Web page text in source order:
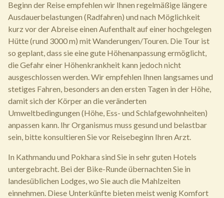
Beginn der Reise empfehlen wir Ihnen regelmäßige längere
Ausdauerbelastungen (Radfahren) und nach Möglichkeit
kurz vor der Abreise einen Aufenthalt auf einer hochgelegen
Hütte (rund 3000 m) mit Wanderungen/Touren. Die Tour ist
so geplant, dass sie eine gute Höhenanpassung ermöglicht,
die Gefahr einer Höhenkrankheit kann jedoch nicht
ausgeschlossen werden. Wir empfehlen Ihnen langsames und
stetiges Fahren, besonders an den ersten Tagen in der Höhe,
damit sich der Körper an die veränderten
Umweltbedingungen (Höhe, Ess- und Schlafgewohnheiten)
anpassen kann. Ihr Organismus muss gesund und belastbar
sein, bitte konsultieren Sie vor Reisebeginn Ihren Arzt.
In Kathmandu und Pokhara sind Sie in sehr guten Hotels
untergebracht. Bei der Bike-Runde übernachten Sie in
landesüblichen Lodges, wo Sie auch die Mahlzeiten
einnehmen. Diese Unterkünfte bieten meist wenig Komfort